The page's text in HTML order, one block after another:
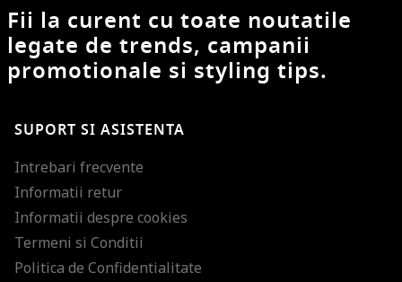
Fii la curent cu toate noutatile
legate de trends, campanii
promotionale si styling tips.
SUPORT SI ASISTENTA
Intrebari frecvente
Informatii retur
Informatii despre cookies
Termeni si Conditii
Politica de Confidentialitate